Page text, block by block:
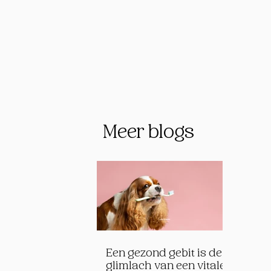
Meer blogs
Een gezond gebit is de
glimlach van een vitale